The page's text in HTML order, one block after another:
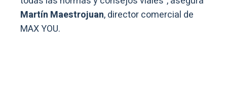
Martín Maestrojuan, director comercial de
MAX YOU.